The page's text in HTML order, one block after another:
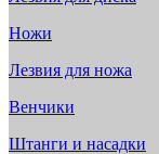
Ножи
Лезвия для ножа
Венчики
Штанги и насадки